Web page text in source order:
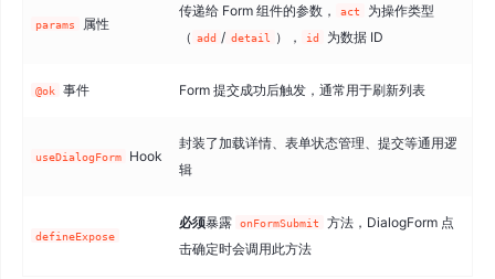
params 属性
传递给 Form 组件的参数， act
为操作类型
（ add / detail ）， id 为数据 ID
@ok 事件 Form 提交成功后触发，通常用于刷新列表
useDialogForm Hook
封装了加载详情、表单状态管理、提交等通用逻
辑
defineExpose
必须暴露 onFormSubmit
方法，DialogForm 点
击确定时会调用此方法